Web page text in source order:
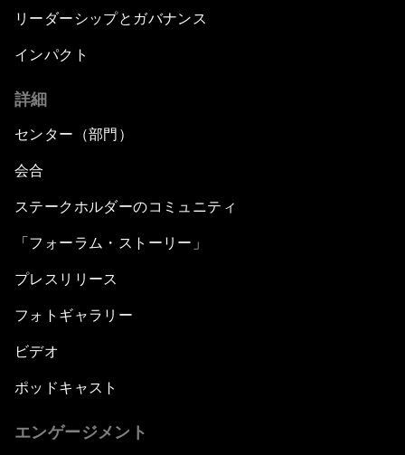
リーダーシップとガバナンス
インパクト
詳細
センター（部門）
会合
ステークホルダーのコミュニティ
「フォーラム・ストーリー」
プレスリリース
フォトギャラリー
ビデオ
ポッドキャスト
エンゲージメント